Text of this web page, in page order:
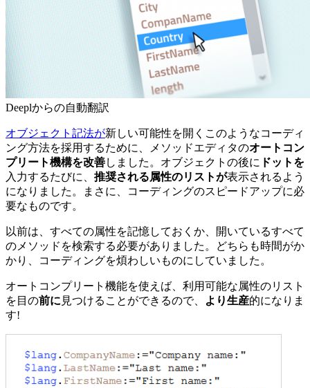
Deeplからの自動翻訳
オブジェクト記法が新しい可能性を開くこのようなコーディ
ング方法を採用するために、メソッドエディタのオートコン
プリート機構を改善しました。オブジェクトの後に ドットを
入力するたびに、 推奨される属性のリストが表示されるよう
になりました。まさに、コーディングのスピードアップに必
要なものです。
以前は、すべての属性を記憶しておくか、開いているすべて
のメソッドを検索する必要がありました。どちらも時間がか
かり、コーディングを煩わしいものにしていました。
オートコンプリート機能を使えば、利用可能な属性のリスト
を目の前に 見つけることができるので、 より生産的になりま
す!